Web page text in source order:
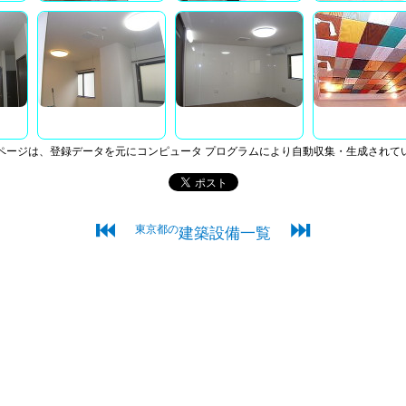
ジは、登録データを元にコンピュータ プログラムにより自動収集・生成されて
⏮ 東京都の建築設備一覧 ⏭